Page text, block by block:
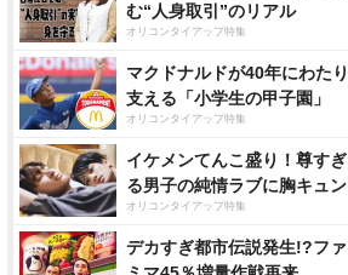
む“人身取引”のリアル
オリコンタイアップ特集
マクドナルドが40年にわたり
支える「小学生の甲子園」
オリコンタイアップ特集
イケメンてんこ盛り！尊すぎ
る男子の純情ラブに胸キュン
オリコンタイアップ特集
デカすぎ都市伝説発生!?ファ